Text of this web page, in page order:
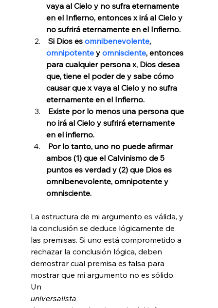
vaya al Cielo y no sufra eternamente
en el Infierno, entonces x irá al Cielo y
no sufrirá eternamente en el Infierno.
Si Dios es omnibenevolente,
omnipotente y omnisciente, entonces
para cualquier persona x, Dios desea
que, tiene el poder de y sabe cómo
causar que x vaya al Cielo y no sufra
eternamente en el Infierno.
no irá al Cielo y sufrirá eternamente
en el infierno.
ambos (1) que el Calvinismo de 5
puntos es verdad y (2) que Dios es
omnibenevolente, omnipotente y
omnisciente.
La estructura de mi argumento es válida, y
la conclusión se deduce lógicamente de
las premisas. Si uno está comprometido a
rechazar la conclusión lógica, deben
demostrar cual premisa es falsa para
mostrar que mi argumento no es sólido.
Un
universalista